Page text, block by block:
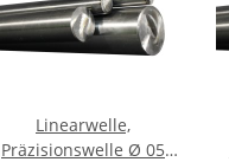
Linearwelle,
Präzisionswelle Ø 05